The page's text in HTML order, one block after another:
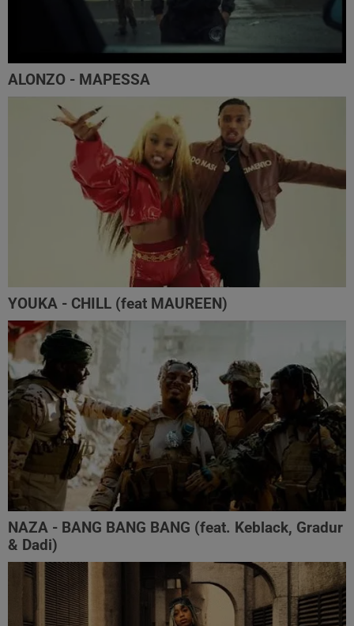
ALONZO - MAPESSA
YOUKA - CHILL (feat MAUREEN)
NAZA - BANG BANG BANG (feat. Keblack, Gradur
& Dadi)